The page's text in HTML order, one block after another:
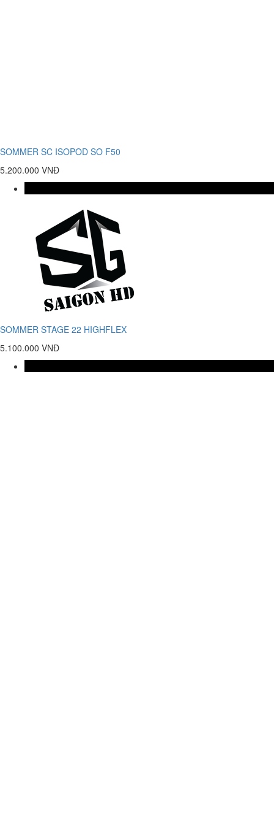
SOMMER SC ISOPOD SO F50
5.200.000 VNĐ
SOMMER STAGE 22 HIGHFLEX
5.100.000 VNĐ